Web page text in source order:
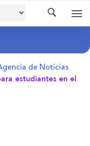
de Noticias
estudiantes en el